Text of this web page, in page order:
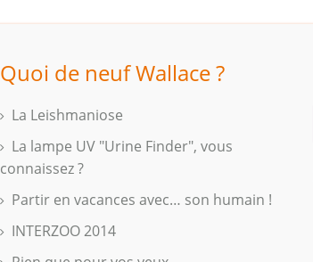
Quoi de neuf Wallace ?
La Leishmaniose
La lampe UV "Urine Finder", vous
connaissez ?
Partir en vacances avec… son humain !
INTERZOO 2014